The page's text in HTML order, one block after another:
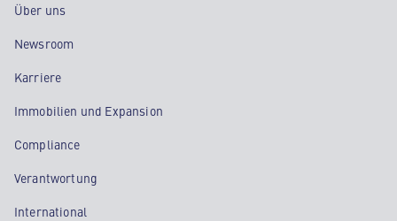
Über uns
Newsroom
Karriere
Immobilien und Expansion
Compliance
Verantwortung
International